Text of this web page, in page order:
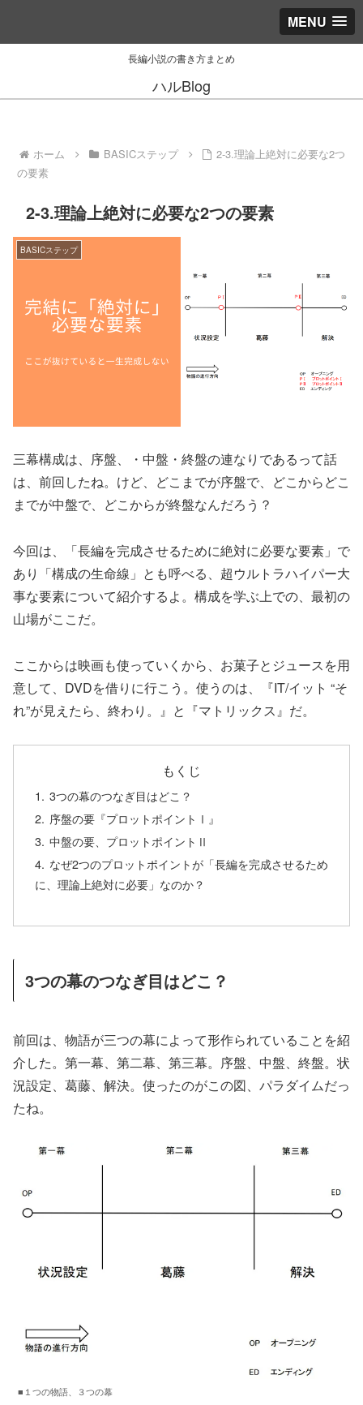
MENU
長編小説の書き方まとめ
ハルBlog
ホーム BASICステップ
2-3.理論上絶対に必要な2つ
の要素
2-3.理論上絶対に必要な2つの要素
BASICステップ
三幕構成は、序盤、・中盤・終盤の連なりであるって話
は、前回したね。けど、どこまでが序盤で、どこからどこ
までが中盤で、どこからが終盤なんだろう？
今回は、「長編を完成させるために絶対に必要な要素」で
あり「構成の生命線」とも呼べる、超ウルトラハイパー大
事な要素について紹介するよ。構成を学ぶ上での、最初の
山場がここだ。
ここからは映画も使っていくから、お菓子とジュースを用
意して、DVDを借りに行こう。使うのは、『IT/イット “そ
れ”が見えたら、終わり。』と『マトリックス』だ。
もくじ
3つの幕のつなぎ目はどこ？
序盤の要『プロットポイントⅠ』
中盤の要、プロットポイントⅡ
なぜ2つのプロットポイントが「長編を完成させるため
に、理論上絶対に必要」なのか？
3つの幕のつなぎ目はどこ？
前回は、物語が三つの幕によって形作られていることを紹
介した。第一幕、第二幕、第三幕。序盤、中盤、終盤。状
況設定、葛藤、解決。使ったのがこの図、パラダイムだっ
たね。
■１つの物語、３つの幕